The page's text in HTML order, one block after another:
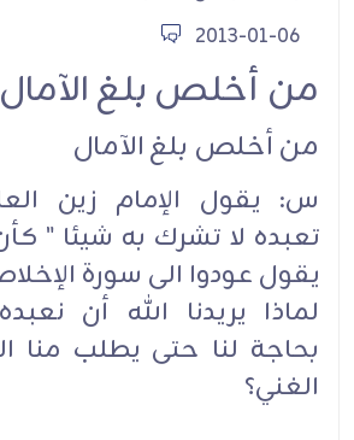
2013-01-06
من أخلص بلغ الآمال
من أخلص بلغ الآمال
س: يقول الإمام زين
تعبده لا تشرك به شيئا "
يقول عودوا الى سورة
لماذا يريدنا الله أن
بحاجة لنا حتى يطلب منا
الغني؟